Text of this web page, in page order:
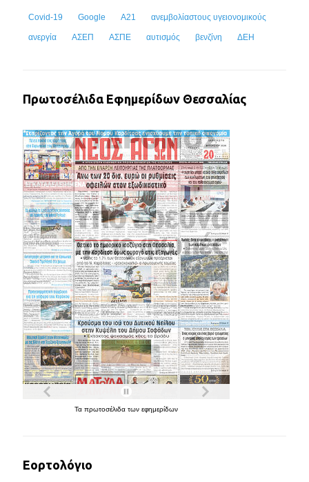
Covid-19 Google Α21 ανεμβολίαστους υγειονομικούς
ανεργία ΑΣΕΠ ΑΣΠΕ αυτισμός βενζίνη ΔΕΗ
Πρωτοσέλιδα Εφημερίδων Θεσσαλίας
Τα πρωτοσέλιδα των εφημερίδων
Εορτολόγιο